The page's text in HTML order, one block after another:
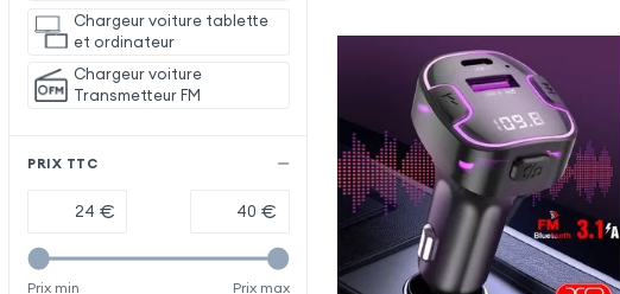
Chargeur voiture tablette
et ordinateur
Chargeur voiture
Transmetteur FM
PRIX TTC
€ €
Prix min Prix max